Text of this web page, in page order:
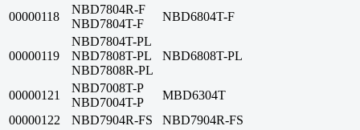
00000118
NBD7804R-F
NBD7804T-F
NBD6804T-F
00000119
NBD7804T-PL
NBD7808T-PL
NBD7808R-PL
NBD6808T-PL
00000121
NBD7008T-P
NBD7004T-P
MBD6304T
00000122
NBD7904R-FS NBD7904R-FS